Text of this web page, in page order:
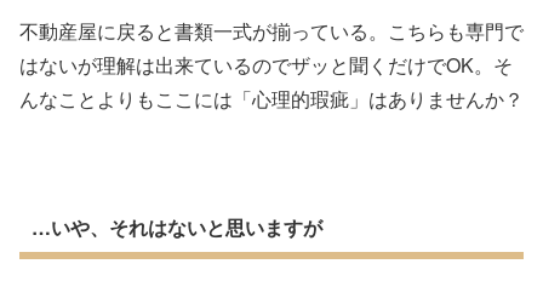
不動産屋に戻ると書類一式が揃っている。こちらも専門で
はないが理解は出来ているのでザッと聞くだけでOK。そ
んなことよりもここには「心理的瑕疵」はありませんか？
…いや、それはないと思いますが